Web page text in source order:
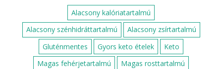
Alacsony kalóriatartalmú
Alacsony szénhidráttartalmú
Alacsony zsírtartalmú
Gluténmentes
Gyors keto ételek
Keto
Magas fehérjetartalmú
Magas rosttartalmú